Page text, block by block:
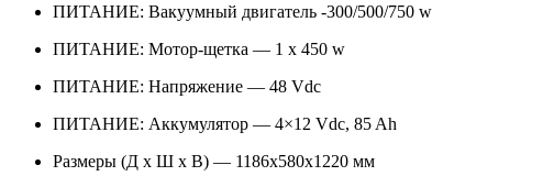
ПИТАНИЕ: Вакуумный двигатель -300/500/750 w
ПИТАНИЕ: Мотор-щетка — 1 x 450 w
ПИТАНИЕ: Напряжение — 48 Vdc
ПИТАНИЕ: Аккумулятор — 4×12 Vdc, 85 Ah
Размеры (Д х Ш х В) — 1186x580x1220 мм